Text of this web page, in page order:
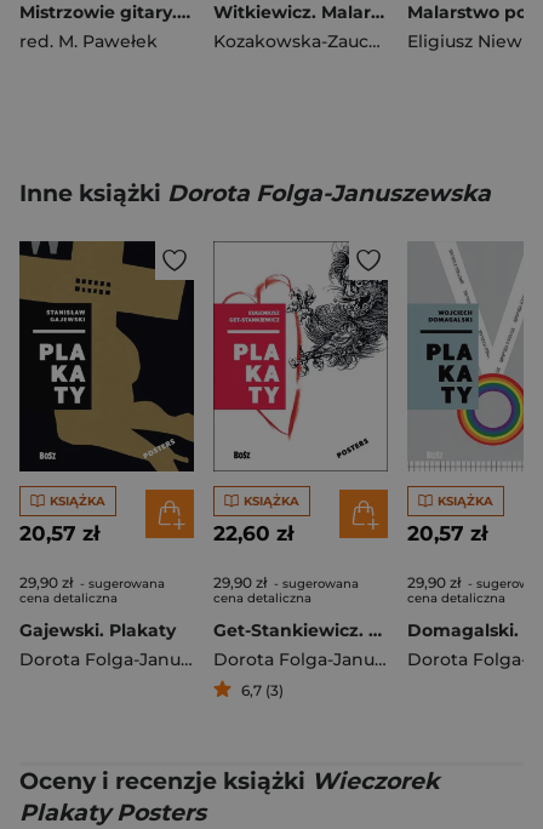
Mistrzowie gitary. Fernando Sor
red. M. Pawełek
Witkiewicz. Malarstwo
Kozakowska-Zaucha Urszula
Inne książki Dorota Folga-Januszewska
KSIĄŻKA
20,57 zł
29,90 zł - sugerowana
cena detaliczna
Gajewski. Plakaty
Dorota Folga-Januszewska
KSIĄŻKA
22,60 zł
29,90 zł - sugerowana
cena detaliczna
Get-Stankiewicz. Plakaty
Dorota Folga-Januszewska
6,7 (3)
KSIĄŻKA
20,57 zł
29,90 zł -
cena detaliczna
Oceny i recenzje książki Wieczorek
Plakaty Posters